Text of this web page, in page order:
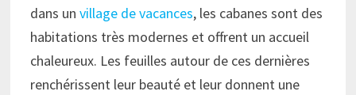
dans unvillage de vacances, les cabanes sont des
habitations très modernes et offrent un accueil
chaleureux. Les feuilles autour de ces dernières
renchérissent leur beauté et leur donnent une